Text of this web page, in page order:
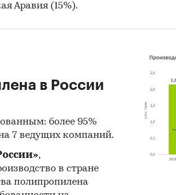
Аравия (15%).
в России
более 95%
7 ведущих компаний.
,
в стране
полипропилена